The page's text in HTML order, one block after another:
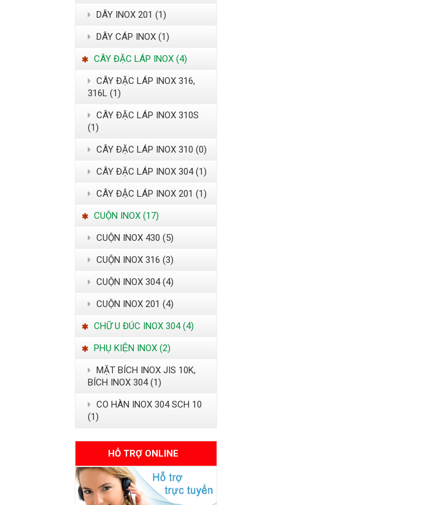
DÂY INOX 201 (1)
DÂY CÁP INOX (1)
CÂY ĐẶC LÁP INOX (4)
CÂY ĐẶC LÁP INOX 316,
316L (1)
CÂY ĐẶC LÁP INOX 310S
(1)
CÂY ĐẶC LÁP INOX 310 (0)
CÂY ĐẶC LÁP INOX 304 (1)
CÂY ĐẬC LÁP INOX 201 (1)
CUỘN INOX (17)
CUỘN INOX 430 (5)
CUỘN INOX 316 (3)
CUỘN INOX 304 (4)
CUỘN INOX 201 (4)
CHỮ U ĐÚC INOX 304 (4)
PHỤ KIỆN INOX (2)
MẶT BÍCH INOX JIS 10K,
BÍCH INOX 304 (1)
CO HÀN INOX 304 SCH 10
(1)
HỖ TRỢ ONLINE